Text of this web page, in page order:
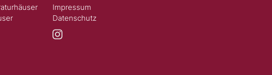
Impressum
Datenschutz